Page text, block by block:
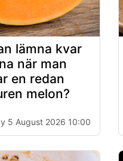
lämna kvar
när man
en redan
melon?
5 August 2026 10:00